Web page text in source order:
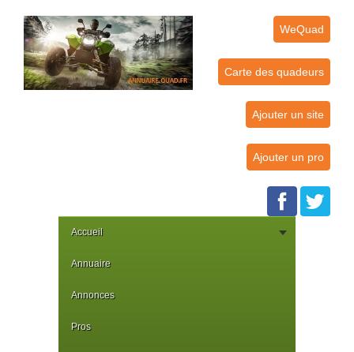
WeQuad
Carte des quadeurs
Ajouter un site
Ajouter un pro
Accueil
Annuaire
Annonces
Pros